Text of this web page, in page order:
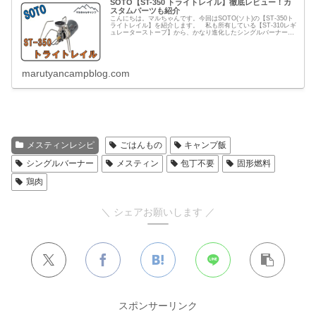
SOTO【ST-350 トライトレイル】徹底レビュー！カ
スタムパーツも紹介
こんにちは。マルちゃんです。今回はSOTO(ソト)の【ST-350ト
ライトレイル】を紹介します。 私も所有している【ST-310レギ
ュレーターストーブ】から、かなり進化したシングルバーナーが
marutyancampblog.com
メスティンレシピ ごはんもの
キャンプ飯
シングルバーナー
メスティン 包丁不要
固形燃料
鶏肉
＼ シェアお願いします ／
スポンサーリンク